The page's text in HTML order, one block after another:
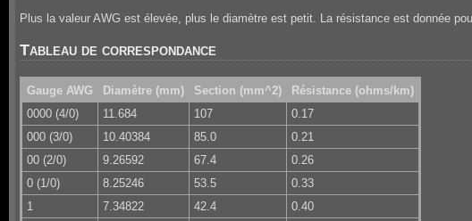
Plus la valeur AWG est élevée, plus le diamètre est petit. La résistance est donnée
Tableau de correspondance
Gauge AWG Diamètre (mm) Section (mm^2)
Résistance (ohms/km)
0000 (4/0)
11.684 107
0.17
000 (3/0)
10.40384 85.0
0.21
00 (2/0)
9.26592 67.4
0.26
0 (1/0)
8.25246 53.5
0.33
1
7.34822 42.4
0.40